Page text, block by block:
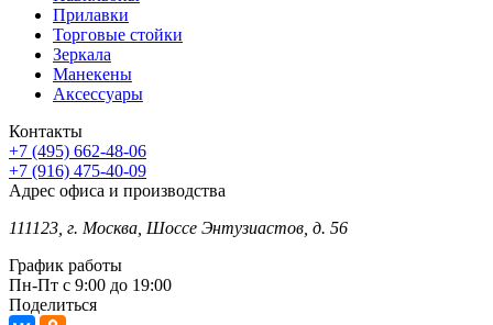
Прилавки
Торговые стойки
Зеркала
Манекены
Аксессуары
Контакты
+7 (495) 662-48-06
+7 (916) 475-40-09
Адрес офиса и производства
111123, г. Москва, Шоссе Энтузиастов, д. 56
График работы
Пн-Пт с 9:00 до 19:00
Поделиться